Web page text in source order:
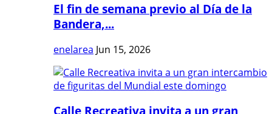
El fin de semana previo al Día de la
Bandera,...
enelarea Jun 15, 2026
Calle Recreativa invita a un gran